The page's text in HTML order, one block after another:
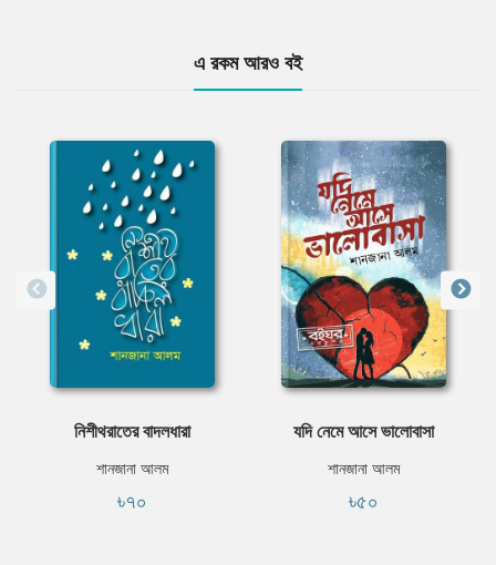
এ রকম আরও বই
নিশীথরাতের বাদলধারা
শানজানা আলম
৳৭০
যদি নেমে আসে ভালোবাসা
শানজানা আলম
৳৫০